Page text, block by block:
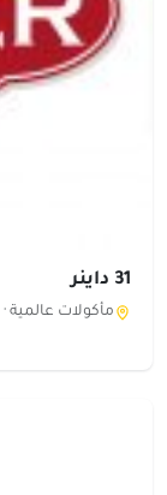
31 داينر
مأكولات عالمية ·